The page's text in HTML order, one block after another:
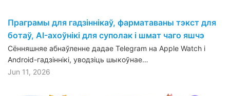
Праграмы для гадзіннікаў, фарматаваны тэкст для
ботаў, AI-ахоўнікі для суполак і шмат чаго яшчэ
Сённяшняе абнаўленне дадае Telegram на Apple Watch і
Android-гадзіннікі, уводзіць шыкоўнае…
Jun 11, 2026